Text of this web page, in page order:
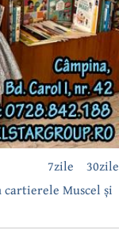
30zile
7zile
cartierele Muscel și